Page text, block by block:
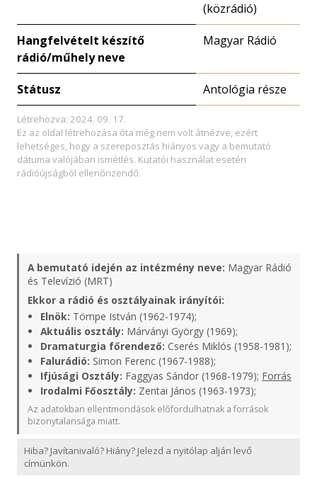
(közrádió)
Hangfelvételt készítő
rádió/műhely neve
Magyar Rádió
Státusz Antológia része
Létrehozva: 2024. 09. 17.
Ez az oldal létrehozása óta még nem volt átnézve, ezért
lehetséges, hogy a szereposztás hiányos vagy a bemutató
dátuma valójában ismétlés. Kutatói használat esetén
rádióújságból ellenőrizendő.
A bemutató idején az intézmény neve: Magyar Rádió
és Televízió (MRT)
Ekkor a rádió és osztályainak irányítói:
Elnök: Tömpe István (1962-1974);
Aktuális osztály: Márványi György (1969);
Dramaturgia főrendező: Cserés Miklós (1958-1981);
Falurádió: Simon Ferenc (1967-1988);
Ifjúsági Osztály: Faggyas Sándor (1968-1979); Forrás
Irodalmi Főosztály: Zentai János (1963-1973);
Az adatokban ellentmondások előfordulhatnak a források
bizonytalansága miatt.
Hiba? Javítanivaló? Hiány? Jelezd a nyitólap alján levő
címünkön.